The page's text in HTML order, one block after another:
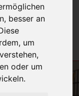
besser an
um
oder um